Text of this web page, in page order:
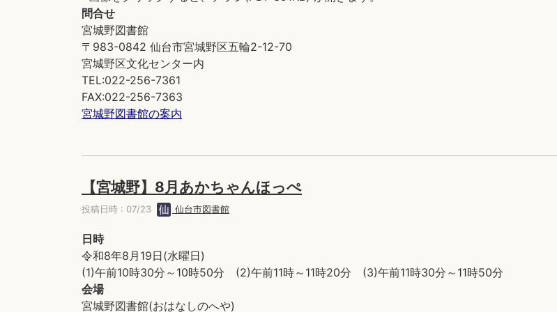
問合せ
宮城野図書館
〒983-0842 仙台市宮城野区五輪2-12-70
宮城野区文化センター内
TEL:022-256-7361
FAX:022-256-7363
宮城野図書館の案内
【宮城野】8月あかちゃんほっぺ
投稿日時 : 07/23 仙台市図書館
日時
令和8年8月19日(水曜日)
(1)午前10時30分～10時50分 (2)午前11時～11時20分 (3)午前11時30分～11時50分
会場
宮城野図書館(おはなしのへや)